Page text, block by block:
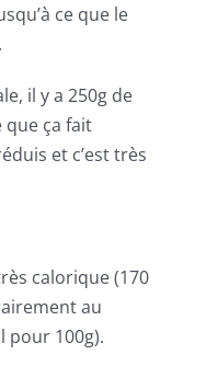
ce que le
il y a 250g de
que ça fait
et c’est très
calorique (170
au
pour 100g).